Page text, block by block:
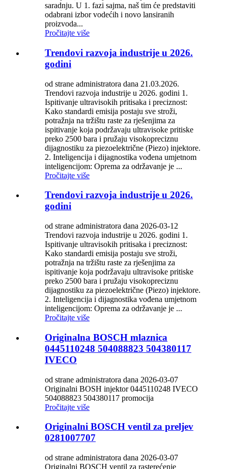
saradnju. U 1. fazi sajma, naš tim će predstaviti
odabrani izbor vodećih i novo lansiranih
proizvoda...
Pročitajte više
Trendovi razvoja industrije u 2026.
godini
od strane administratora dana 21.03.2026.
Trendovi razvoja industrije u 2026. godini 1.
Ispitivanje ultravisokih pritisaka i preciznost:
Kako standardi emisija postaju sve stroži,
potražnja na tržištu raste za rješenjima za
ispitivanje koja podržavaju ultravisoke pritiske
preko 2500 bara i pružaju visokopreciznu
dijagnostiku za piezoelektrične (Piezo) injektore.
2. Inteligencija i dijagnostika vođena umjetnom
inteligencijom: Oprema za održavanje je ...
Pročitajte više
Trendovi razvoja industrije u 2026.
godini
od strane administratora dana 2026-03-12
Trendovi razvoja industrije u 2026. godini 1.
Ispitivanje ultravisokih pritisaka i preciznost:
Kako standardi emisija postaju sve stroži,
potražnja na tržištu raste za rješenjima za
ispitivanje koja podržavaju ultravisoke pritiske
preko 2500 bara i pružaju visokopreciznu
dijagnostiku za piezoelektrične (Piezo) injektore.
2. Inteligencija i dijagnostika vođena umjetnom
inteligencijom: Oprema za održavanje je ...
Pročitajte više
Originalna BOSCH mlaznica
0445110248 504088823 504380117
IVECO
od strane administratora dana 2026-03-07
Originalni BOSH injektor 0445110248 IVECO
504088823 504380117 promocija
Pročitajte više
Originalni BOSCH ventil za preljev
0281007707
od strane administratora dana 2026-03-07
Originalni BOSCH ventil za rasterećenje